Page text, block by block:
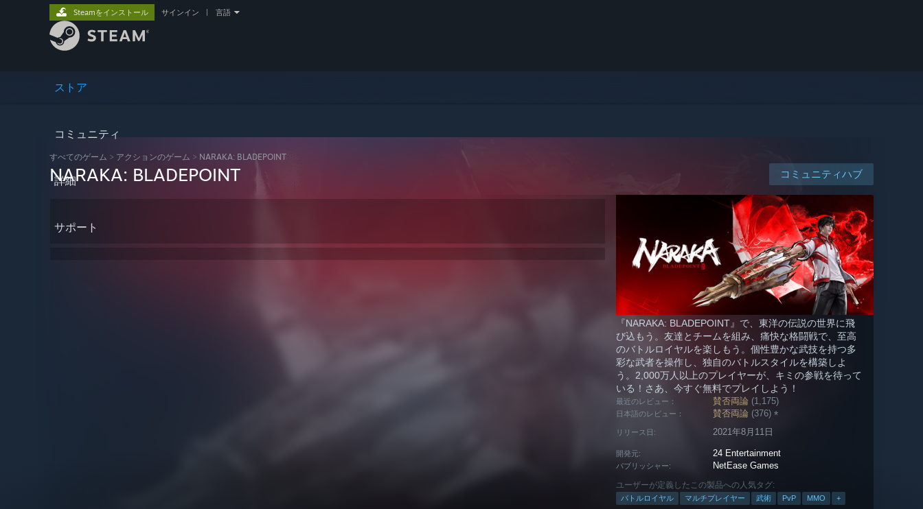
ストア
コミュニティ
詳細
サポート
Steamをインストール サインイン 言語
すべてのゲーム > アクションのゲーム > NARAKA: BLADEPOINT
コミュニティハブ
NARAKA: BLADEPOINT
『NARAKA: BLADEPOINT』で、東洋の伝説の世界に飛
び込もう。友達とチームを組み、痛快な格闘戦で、至高
のバトルロイヤルを楽しもう。個性豊かな武技を持つ多
彩な武者を操作し、独自のバトルスタイルを構築しよ
う。2,000万人以上のプレイヤーが、キミの参戦を待って
いる！さあ、今すぐ無料でプレイしよう！
最近のレビュー： 賛否両論 (1,175)
日本語のレビュー： 賛否両論 (376)*
リリース日: 2021年8月11日
開発元: 24 Entertainment
パブリッシャー: NetEase Games
ユーザーが定義したこの製品への人気タグ:
バトルロイヤル マルチプレイヤー 武術 PvP MMO +